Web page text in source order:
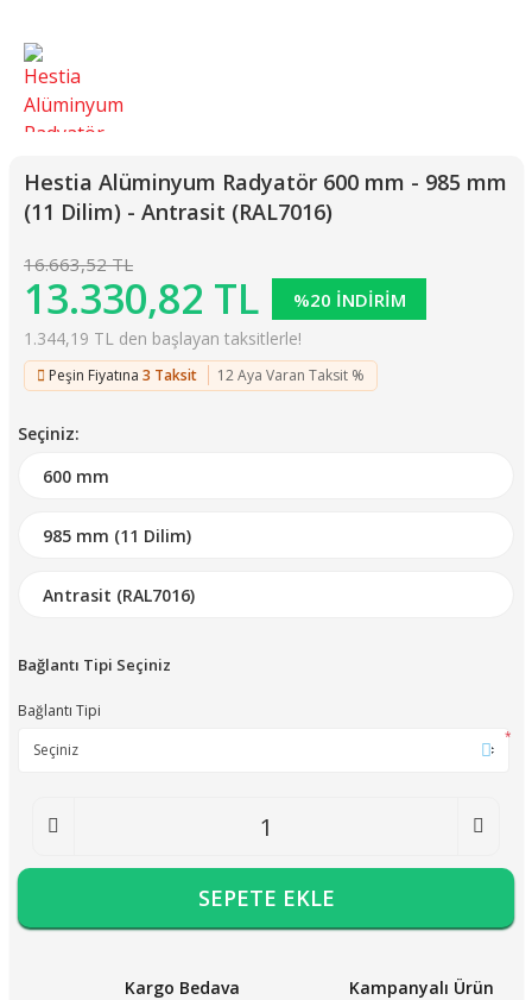
Hestia Alüminyum Radyatör 600 mm - 985 mm
(11 Dilim) - Antrasit (RAL7016)
16.663,52 TL
13.330,82 TL %20 İNDİRİM
1.344,19 TL den başlayan taksitlerle!
Peşin Fiyatına 3 Taksit 12 Aya Varan Taksit %
Seçiniz:
Bağlantı Tipi Seçiniz
Bağlantı Tipi
*
SEPETE EKLE
Kargo Bedava Kampanyalı Ürün